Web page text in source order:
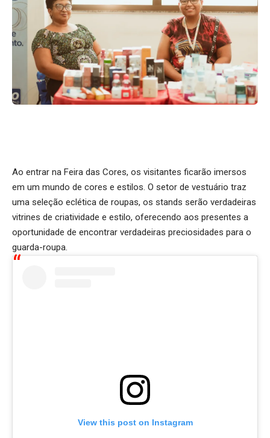
Ao entrar na Feira das Cores, os visitantes ficarão imersos
em um mundo de cores e estilos. O setor de vestuário traz
uma seleção eclética de roupas, os stands serão verdadeiras
vitrines de criatividade e estilo, oferecendo aos presentes a
oportunidade de encontrar verdadeiras preciosidades para o
guarda-roupa.
View this post on Instagram